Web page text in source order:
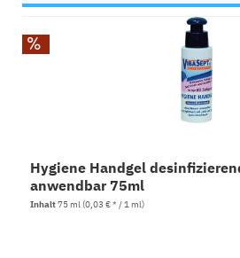
Hygiene Handgel
anwendbar 75ml
Inhalt75 ml(0,03 € * / 1 ml)